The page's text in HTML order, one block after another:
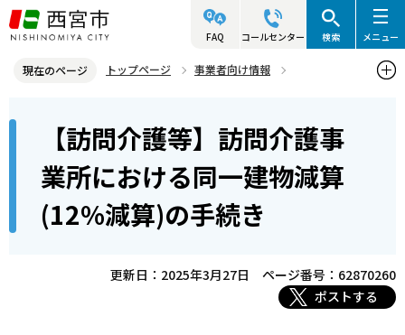
こ
の
ジ
す
FAQ コールセンター 検索 メニュー
現在のページ トップページ
事業者向け情報
介護保険サービス事業者に関する手続き・申請
手続き
ら
【訪問介護等】訪問介護事
業所における同一建物減算
(12%減算)の手続き
更新日：2025年3月27日
ページ番号：62870260
ポストする